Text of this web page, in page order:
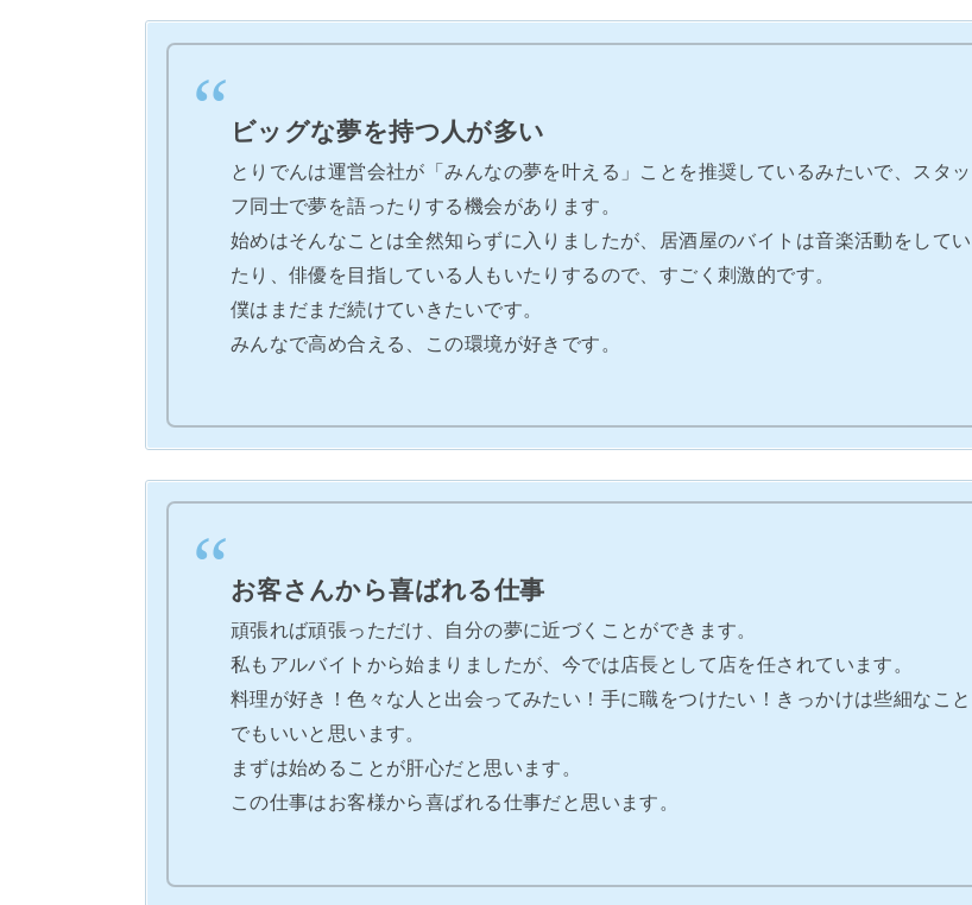
ビッグな夢を持つ人が多い
とりでんは運営会社が「みんなの夢を叶える」ことを推奨しているみたいで、スタッ
フ同士で夢を語ったりする機会があります。
始めはそんなことは全然知らずに入りましたが、居酒屋のバイトは音楽活動をしてい
たり、俳優を目指している人もいたりするので、すごく刺激的です。
僕はまだまだ続けていきたいです。
みんなで高め合える、この環境が好きです。
お客さんから喜ばれる仕事
頑張れば頑張っただけ、自分の夢に近づくことができます。
私もアルバイトから始まりましたが、今では店長として店を任されています。
料理が好き！色々な人と出会ってみたい！手に職をつけたい！きっかけは些細なこと
でもいいと思います。
まずは始めることが肝心だと思います。
この仕事はお客様から喜ばれる仕事だと思います。